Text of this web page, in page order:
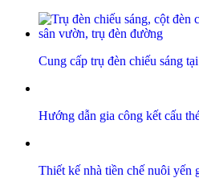
Cung cấp trụ đèn chiếu sáng
Hướng dẫn gia công kết cấu
Thiết kế nhà tiền chế nuôi yến